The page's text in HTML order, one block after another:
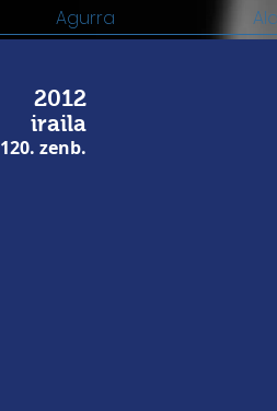
Agurra
2012
iraila
120. zenb.